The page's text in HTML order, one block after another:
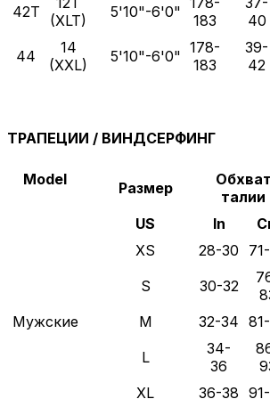
42T
(XLT)
5'10"-6'0"
183
40
44
14
(XXL)
5'10"-6'0" 178-
183
39-
42
ТРАПЕЦИИ / ВИНДСЕРФИНГ
Model Размер
Обхват
талии
US
In
Мужские
XS 28-30
S
30-32
M
32-34
L
34-
36
XL
36-38